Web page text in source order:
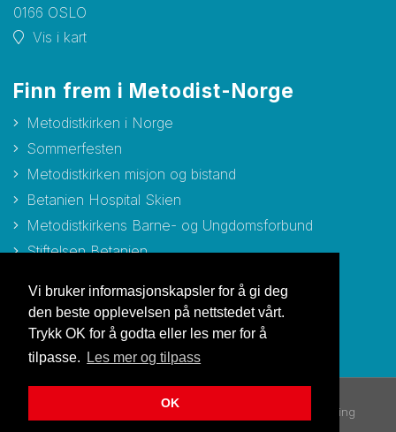
Vi bruker informasjonskapsler for å gi deg
den beste opplevelsen på nettstedet vårt.
Trykk OK for å godta eller les mer for å
tilpasse.
Les mer og tilpass
OK
0166 OSLO
Vis i kart
Finn frem i Metodist-Norge
Metodistkirken i Norge
Sommerfesten
Metodistkirken misjon og bistand
Betanien Hospital Skien
Metodistkirkens Barne- og Ungdomsforbund
Stiftelsen Betanien
Personvernerklæring